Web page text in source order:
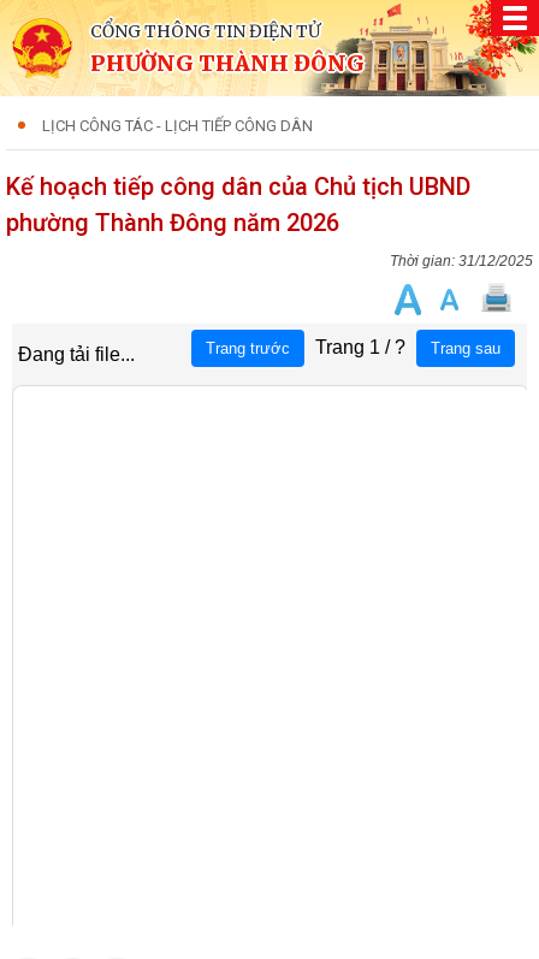
CỔNG THÔNG TIN ĐIỆN TỬ
PHƯỜNG THÀNH ĐÔNG
LỊCH CÔNG TÁC - LỊCH TIẾP CÔNG DÂN
Kế hoạch tiếp công dân của Chủ tịch UBND
phường Thành Đông năm 2026
31/12/2025